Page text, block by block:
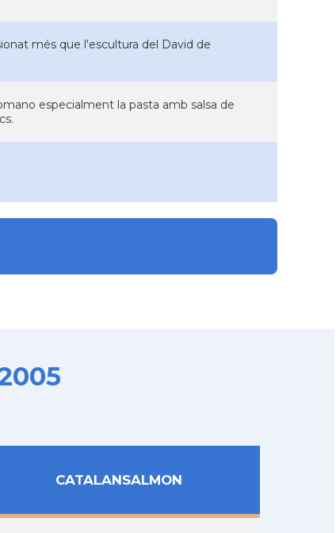
més que l'escultura del David de
especialment la pasta amb salsa de
CATALANSALMON